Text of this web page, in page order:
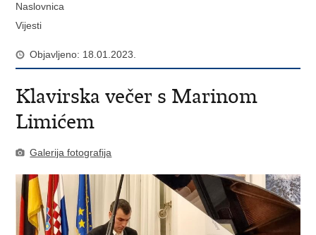
Naslovnica
Vijesti
Objavljeno: 18.01.2023.
Klavirska večer s Marinom
Limićem
Galerija fotografija